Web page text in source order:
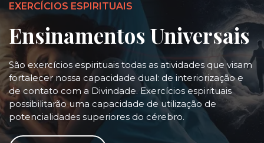
EXERCÍCIOS ESPIRITUAIS
Ensinamentos Universais
São exercícios espirituais todas as atividades que visam
fortalecer nossa capacidade dual: de interiorização e
de contato com a Divindade. Exercícios espirituais
possibilitarão uma capacidade de utilização de
potencialidades superiores do cérebro.